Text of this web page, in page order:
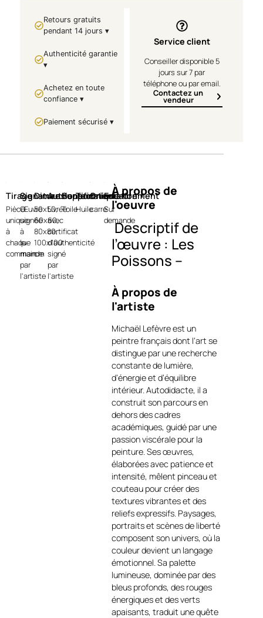
Retours gratuits
pendant 14 jours ▾
Authenticité garantie
▾
Achetez en toute
confiance ▾
Paiement sécurisé ▾
Service client
Conseiller disponible 5
jours sur 7 par
téléphone ou par email.
Contactez un
vendeur
À propos de
l'oeuvre
Descriptif de
l’œuvre : Les
Poissons –
Avec Les Poissons
Lefèvre explore l’univers
marin dans une écriture
picturale à la fois
contemporaine et poétique.
Les poissons, traités par de
larges gestes au couteau,
semblent flotter dans une
eau vibrante, presque
lumineuse, où les bleus
profonds dialoguent avec des
touches chaudes de sable et
d’ocrehttps://art-et-
culture.ch/categorie-
produit/artiste-peintre-
contemporain-
francais/michael-lefevre/
La matière, riche et
expressive, donne corps au
mouvement et à la
transparence de l’eau.
Chaque poisson devient un
éclat de lumière, pris dans un
courant invisible, évoquant la
liberté, la fluidité et
À propos de
l'artiste
Michaël Lefèvre est un
peintre français dont l’art se
distingue par une recherche
constante de lumière,
d’énergie et d’équilibre
intérieur. Autodidacte, il a
construit son parcours en
dehors des cadres
académiques, guidé par une
passion viscérale pour la
peinture. Ses œuvres,
élaborées avec patience et
intensité, mêlent pinceau et
couteau pour créer des
textures vibrantes et des
reliefs expressifs. Paysages,
portraits et scènes de liberté
composent son univers, où la
couleur devient un langage
émotionnel. Sa palette
lumineuse, dominée par des
bleus profonds, des rouges
énergiques et des verts
apaisants, traduit une quête
Tirage
Pièce
unique
à
chaque
commande
Signature
Œuvre
signée
à
la
main
par
l'artiste
Dimensions
50x50,
60x60,
80x80,
100x100
cm
Authentification
Livrée
avec
certificat
d'authenticité
signé
par
l'artiste
Support
Toile
Technique
Huile
Orientation
carre
Encadrement
Sur
demande